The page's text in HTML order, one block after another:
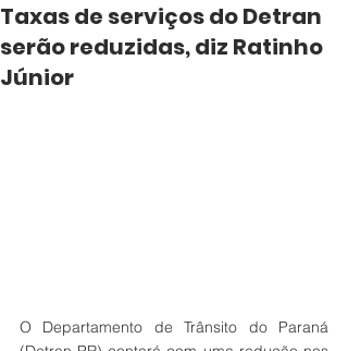
Taxas de serviços do Detran
serão reduzidas, diz Ratinho
Júnior
O Departamento de Trânsito do Paraná